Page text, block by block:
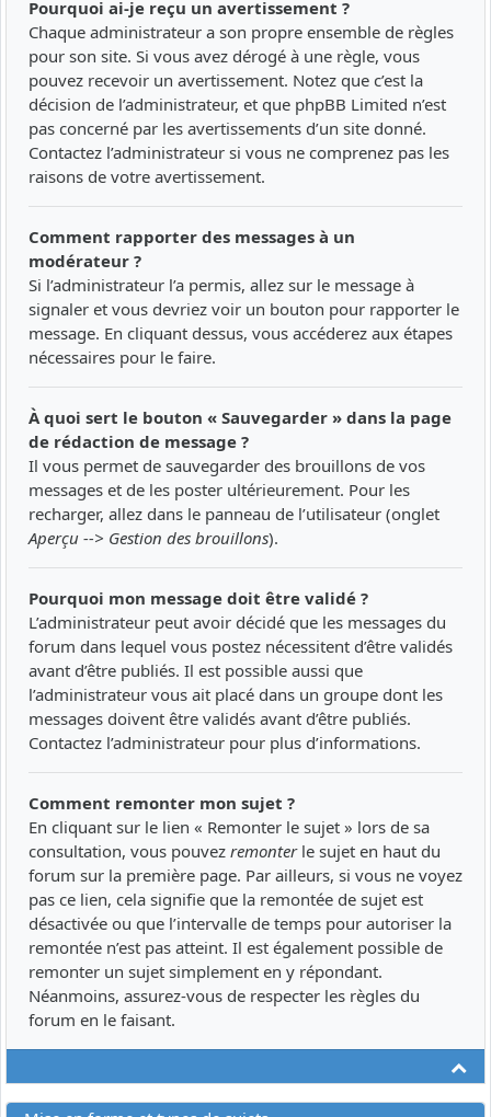
Pourquoi ai-je reçu un avertissement ?
Chaque administrateur a son propre ensemble de règles
pour son site. Si vous avez dérogé à une règle, vous
pouvez recevoir un avertissement. Notez que c’est la
décision de l’administrateur, et que phpBB Limited n’est
pas concerné par les avertissements d’un site donné.
Contactez l’administrateur si vous ne comprenez pas les
raisons de votre avertissement.
Comment rapporter des messages à un
modérateur ?
Si l’administrateur l’a permis, allez sur le message à
signaler et vous devriez voir un bouton pour rapporter le
message. En cliquant dessus, vous accéderez aux étapes
nécessaires pour le faire.
À quoi sert le bouton « Sauvegarder » dans la page
de rédaction de message ?
Il vous permet de sauvegarder des brouillons de vos
messages et de les poster ultérieurement. Pour les
recharger, allez dans le panneau de l’utilisateur (onglet
Aperçu --> Gestion des brouillons).
Pourquoi mon message doit être validé ?
L’administrateur peut avoir décidé que les messages du
forum dans lequel vous postez nécessitent d’être validés
avant d’être publiés. Il est possible aussi que
l’administrateur vous ait placé dans un groupe dont les
messages doivent être validés avant d’être publiés.
Contactez l’administrateur pour plus d’informations.
Comment remonter mon sujet ?
En cliquant sur le lien « Remonter le sujet » lors de sa
consultation, vous pouvez remonterle sujet en haut du
forum sur la première page. Par ailleurs, si vous ne voyez
pas ce lien, cela signifie que la remontée de sujet est
désactivée ou que l’intervalle de temps pour autoriser la
remontée n’est pas atteint. Il est également possible de
remonter un sujet simplement en y répondant.
Néanmoins, assurez-vous de respecter les règles du
forum en le faisant.